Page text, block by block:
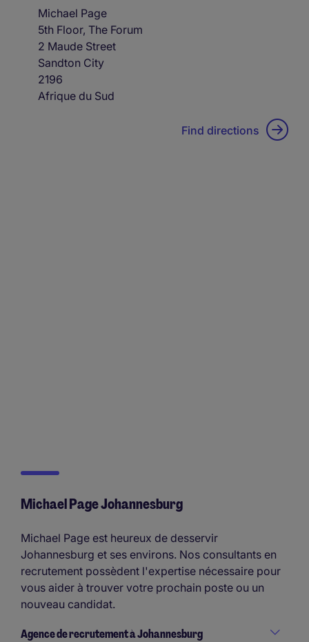
Michael Page
5th Floor, The Forum
2 Maude Street
Sandton City
2196
Afrique du Sud
Find directions
Michael Page Johannesburg
Michael Page est heureux de desservir
Johannesburg et ses environs. Nos consultants en
recrutement possèdent l'expertise nécessaire pour
vous aider à trouver votre prochain poste ou un
nouveau candidat.
Agence de recrutement à Johannesburg